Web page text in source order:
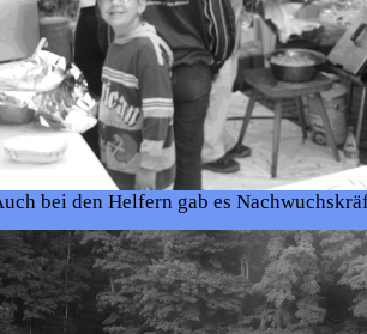
bei den Helfern gab es